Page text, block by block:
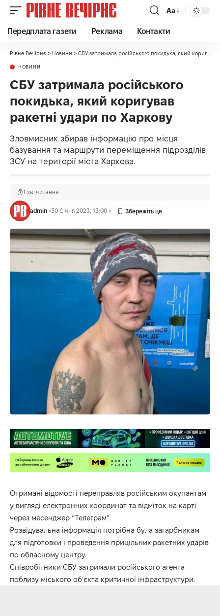
Аа
Передплата газети Реклама Контакти
Рівне Вечірнє > Новини > СБУ затримала російського покидька, який коригував ракетні удари по Харкову
НОВИНИ
СБУ затримала російського
покидька, який коригував
ракетні удари по Харкову
Зловмисник збирав інформацію про місця
базування та маршрути переміщення підрозділів
ЗСУ на території міста Харкова.
admin 30 Січня 2023, 13:00
1 хв. читання
Отримані відомості переправляв російським окупантам
у вигляді електронних координат та відміток на карті
через месенджер “Телеграм”.
Розвідувальна інформація потрібна була загарбникам
для підготовки і проведення прицільних ракетних ударів
по обласному центру.
Співробітники СБУ затримали російського агента
поблизу міського об’єкта критичної інфраструктури.